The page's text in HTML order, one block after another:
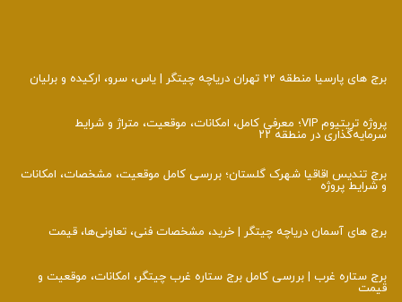
برج های پارسیا منطقه 22 تهران دریاچه چیتگر | یاس، سرو، ارکیده و برلیان
پروژه تریتیوم VIP؛ معرفی کامل، امکانات، موقعیت، متراژ و شرایط
سرمایه‌گذاری در منطقه ۲۲
برج تندیس اقاقیا شهرک گلستان؛ بررسی کامل موقعیت، مشخصات، امکانات
و شرایط پروژه
برج‌ های آسمان دریاچه چیتگر | خرید، مشخصات فنی، تعاونی‌ها، قیمت
برج ستاره غرب | بررسی کامل برج ستاره غرب چیتگر، امکانات، موقعیت و
قیمت